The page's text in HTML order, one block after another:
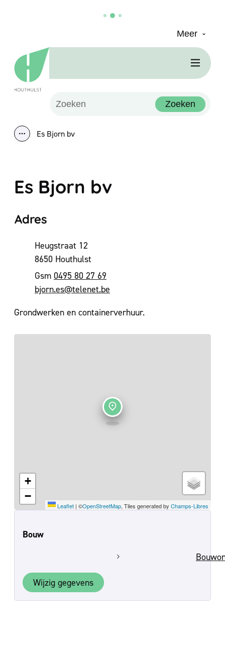
Meer
Houthulst
Waarmee kunnen we jou helpen?
Zoeken
Toon alle broodkruimel items
Es Bjorn bv
Es Bjorn bv
Adres
AdresHeugstraat 12
,8650 Houthulst
0495 80 27 69
E-mailbjorn.es@telenet.be
Grondwerken en containerverhuur.
+
−
Leaflet | ©OpenStreetMap, Tiles generated by Champs-Libres
Bouw
Wijzig gegevens